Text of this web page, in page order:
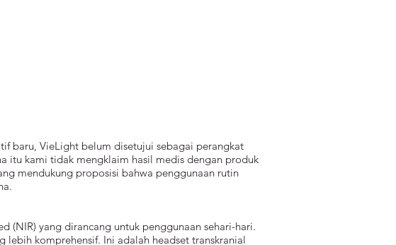
baru, VieLight belum disetujui sebagai perangkat
itu kami tidak mengklaim hasil medis dengan produk
mendukung proposisi bahwa penggunaan rutin
(NIR) yang dirancang untuk penggunaan sehari-hari.
komprehensif. Ini adalah headset transkranial